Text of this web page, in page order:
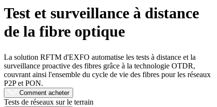
Produits
Solutions
Soutien
Services
Ressources
Contactez-
nous
S'enregistrer
Se
connecter
Test et surveillance à distance
de la fibre optique
La solution RFTM d'EXFO automatise les tests à distance et la
surveillance proactive des fibres grâce à la technologie OTDR,
couvrant ainsi l'ensemble du cycle de vie des fibres pour les réseaux
P2P et PON.
Comment acheter
Tests de réseaux sur le terrain